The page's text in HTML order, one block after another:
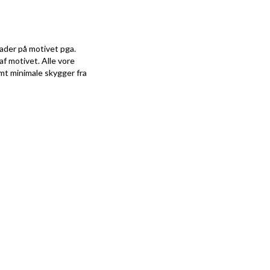
på motivet pga.
motivet. Alle vore
minimale skygger fra